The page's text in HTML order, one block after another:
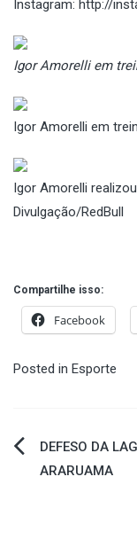
Instagram: http://
Igor Amorelli em
Igor Amorelli em
Igor Amorelli
Divulgação/RedBull
Compartilhe isso:
Facebook
Posted in Esporte
DEFESO DA
ARARUAMA